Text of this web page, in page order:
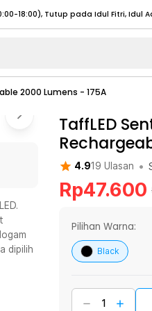
- 20:00), Tutup pada Idul Fitri
(08:00 - 17:00) Selengkapnya
(08:00 - 17:00) Selengkapnya
20:00), Tutup pada Idul Fitri
20:00), Tutup pada Idul Fitri
- 20:00), Tutup pada Idul Fitri
Selengkapnya
2000 Lumens - 175A
dipilih
TaffLED
4.919 Ulasan •
Rp47.600
Pilihan Warna:
Black